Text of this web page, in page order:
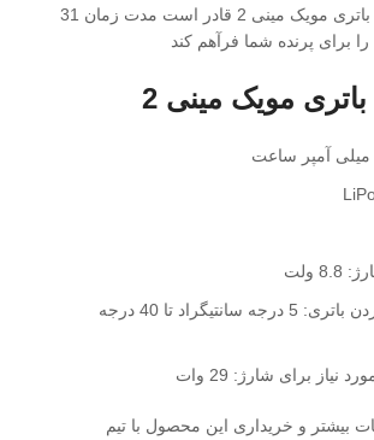
را فرآهم می کند، باتری مویک مینی 2 قادر است مدت زمان 31
را برای پرنده شما فرآهم کند
مویک مینی 2
ولت
دمای شارژر کردن باتری: 5 درجه سانتیگراد تا 40 درجه
نیاز برای شارژ: 29 وات
بیشتر و خریداری این محصول با تیم